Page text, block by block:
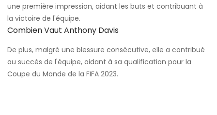
une première impression, aidant les buts et contribuant à
la victoire de l'équipe.
Combien Vaut Anthony Davis
De plus, malgré une blessure consécutive, elle a contribué
au succès de l'équipe, aidant à sa qualification pour la
Coupe du Monde de la FIFA 2023.